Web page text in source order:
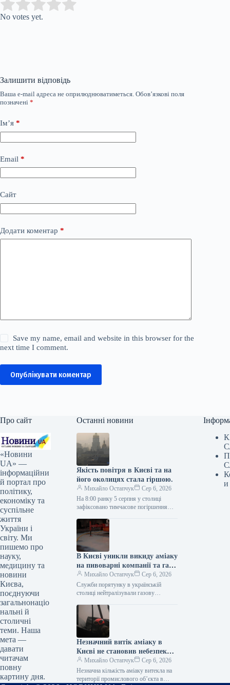
Rate this item:
No votes yet.
Залишити відповідь
Ваша e-mail адреса не оприлюднюватиметься. Обов’язкові поля
позначені *
Ім’я *
Email *
Сайт
Додати коментар *
Save my name, email and website in this browser for the
next time I comment.
Опублікувати коментар
Про сайт
«Новини
UA» —
інформаційни
й портал про
політику,
економіку та
суспільне
життя
України і
світу. Ми
пишемо про
науку,
медицину та
новини
Києва,
поєднуючи
загальнонаціо
нальні й
столичні
теми. Наша
мета —
давати
читачам
повну
картину дня.
Останні новини
Якість повітря в Києві та на
його околицях стала гіршою.
Михайло Остапчук
Сер 6, 2026
На 8:00 ранку 5 серпня у столиці
зафіксовано тимчасове погіршення
Укрінформ, про це свідчать дані
Київської…
В Києві уникли викиду аміаку
на пивоварні компанії та газу
– на автозаправній станції,
котра постраждала від
обстрілу.
Михайло Остапчук
Сер 6, 2026
Служби порятунку в українській
столиці нейтралізували газову
зазнала пошкоджень внаслідок
ворожих обстрілів. Про це
інформував…
Незначний витік аміаку в
Києві не становив небезпеки,
запевняє ДСНС
Михайло Остапчук
Сер 6, 2026
Незначна кількість аміаку витекла на
території промислового об’єкта в
и